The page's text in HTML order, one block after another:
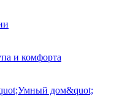
и комфорта
дом&quot;